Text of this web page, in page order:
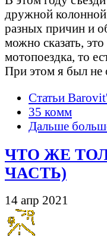
дружной колонной
разных причин и
можно сказать,
мотопоездка, то
При этом я был не
Статьи
35 комм
Дальше
ЧТО ЖЕ
ЧАСТЬ)
14 апр 2021